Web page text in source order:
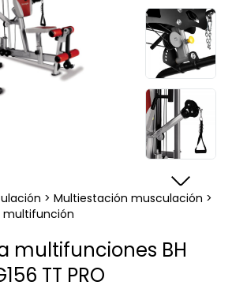
> Multiestación musculación >
multifunción
multifunciones BH
TT PRO